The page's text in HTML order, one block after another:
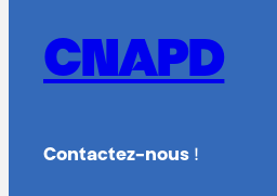
CNAPD
Contactez-nous !